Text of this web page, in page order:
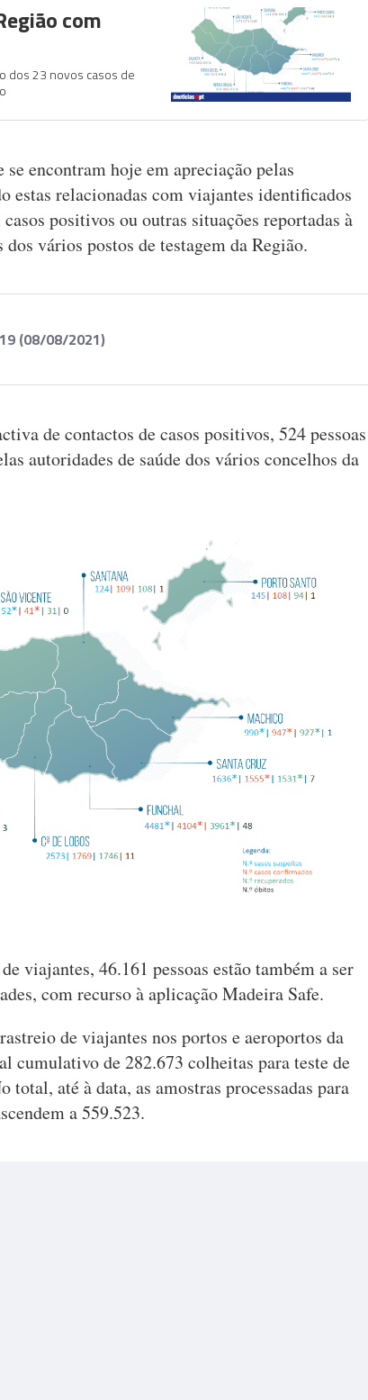
com
dos 23 novos casos de
encontram hoje em apreciação pelas
estas relacionadas com viajantes identificados
positivos ou outras situações reportadas à
vários postos de testagem da Região.
(08/08/2021)
de contactos de casos positivos, 524 pessoas
autoridades de saúde dos vários concelhos da
viajantes, 46.161 pessoas estão também a ser
com recurso à aplicação Madeira Safe.
de viajantes nos portos e aeroportos da
cumulativo de 282.673 colheitas para teste de
total, até à data, as amostras processadas para
a 559.523.